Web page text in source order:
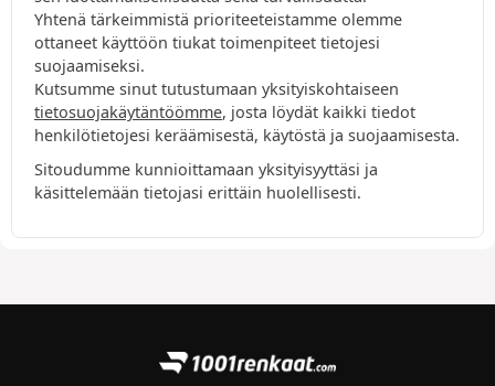
Yhtenä tärkeimmistä prioriteeteistamme olemme
ottaneet käyttöön tiukat toimenpiteet tietojesi
suojaamiseksi.
Kutsumme sinut tutustumaan yksityiskohtaiseen
tietosuojakäytäntöömme, josta löydät kaikki tiedot
henkilötietojesi keräämisestä, käytöstä ja suojaamisesta.
Sitoudumme kunnioittamaan yksityisyyttäsi ja
käsittelemään tietojasi erittäin huolellisesti.